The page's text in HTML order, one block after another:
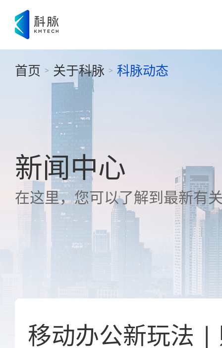
首页 > 关于科脉 > 科脉动态
新闻中心
在这里，您可以了解到最新有
移动办公新玩法 |